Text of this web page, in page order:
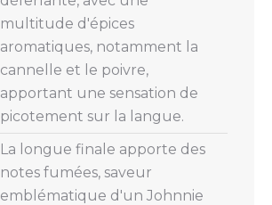
multitude d'épices
aromatiques, notamment la
cannelle et le poivre,
apportant une sensation de
picotement sur la langue.
La longue finale apporte des
notes fumées, saveur
emblématique d'un Johnnie